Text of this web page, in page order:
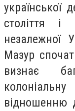
століття і
незалежної
Мазур
визнає
відношенню